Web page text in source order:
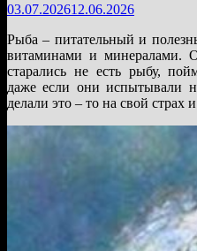
03.07.202612.06.2026
Рыба – питательный и
витаминами и минералами.
старались не есть рыбу,
даже если они испытывали
делали это – то на свой страх